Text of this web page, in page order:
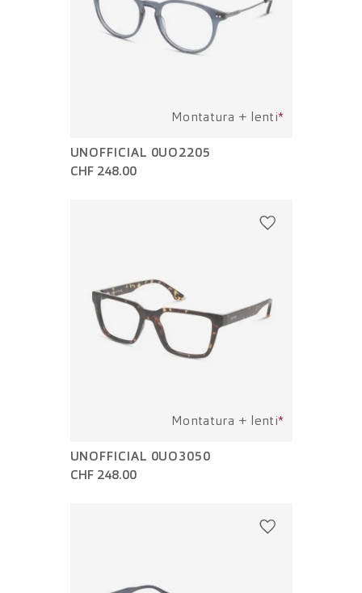
Montatura + lenti*
UNOFFICIAL 0UO2205
CHF 248.00
Montatura + lenti*
UNOFFICIAL 0UO3050
CHF 248.00